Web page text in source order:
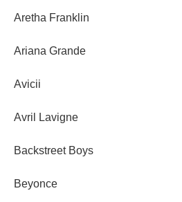
Aretha Franklin
Ariana Grande
Avicii
Avril Lavigne
Backstreet Boys
Beyonce